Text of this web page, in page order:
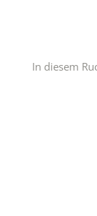
In diesem